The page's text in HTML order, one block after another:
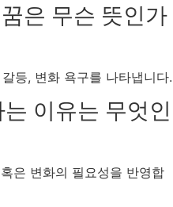
은 무슨 뜻인가
등, 변화 욕구를 나타냅니다.
이유는 무엇인
은 변화의 필요성을 반영합